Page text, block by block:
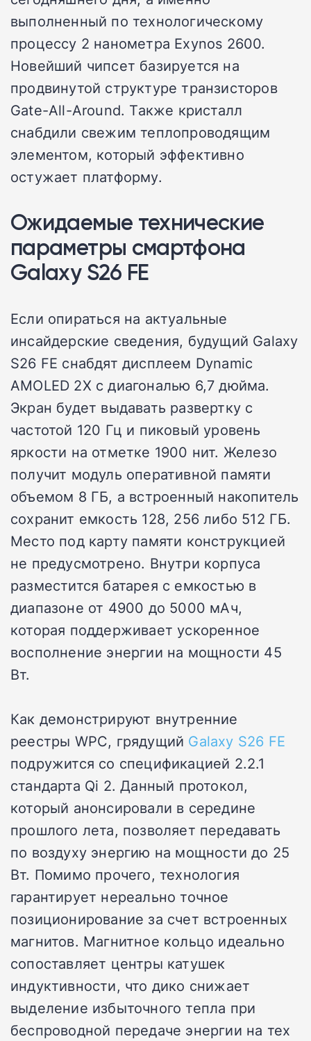
выполненный по технологическому
процессу 2 нанометра Exynos 2600.
Новейший чипсет базируется на
продвинутой структуре транзисторов
Gate-All-Around. Также кристалл
снабдили свежим теплопроводящим
элементом, который эффективно
остужает платформу.
Ожидаемые технические
параметры смартфона
Galaxy S26 FE
Если опираться на актуальные
инсайдерские сведения, будущий Galaxy
S26 FE снабдят дисплеем Dynamic
AMOLED 2X с диагональю 6,7 дюйма.
Экран будет выдавать развертку с
частотой 120 Гц и пиковый уровень
яркости на отметке 1900 нит. Железо
получит модуль оперативной памяти
объемом 8 ГБ, а встроенный накопитель
сохранит емкость 128, 256 либо 512 ГБ.
Место под карту памяти конструкцией
не предусмотрено. Внутри корпуса
разместится батарея с емкостью в
диапазоне от 4900 до 5000 мАч,
которая поддерживает ускоренное
восполнение энергии на мощности 45
Вт.
Как демонстрируют внутренние
реестры WPC, грядущий Galaxy S26 FE
подружится со спецификацией 2.2.1
стандарта Qi 2. Данный протокол,
который анонсировали в середине
прошлого лета, позволяет передавать
по воздуху энергию на мощности до 25
Вт. Помимо прочего, технология
гарантирует нереально точное
позиционирование за счет встроенных
магнитов. Магнитное кольцо идеально
сопоставляет центры катушек
индуктивности, что дико снижает
выделение избыточного тепла при
беспроводной передаче энергии на тех